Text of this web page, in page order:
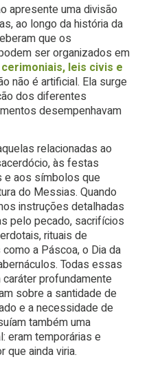
apresente uma divisão
ao longo da história da
que os
ser organizados em
leis civis e
não é artificial. Ela surge
dos diferentes
desempenhavam
relacionadas ao
às festas
e aos símbolos que
do Messias. Quando
instruções detalhadas
pelo pecado, sacrifícios
rituais de
a Páscoa, o Dia da
Todas essas
profundamente
sobre a santidade de
e a necessidade de
também uma
eram temporárias e
que ainda viria.